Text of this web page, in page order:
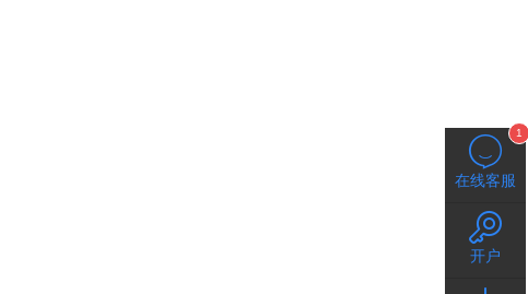
1
在线客服
开户